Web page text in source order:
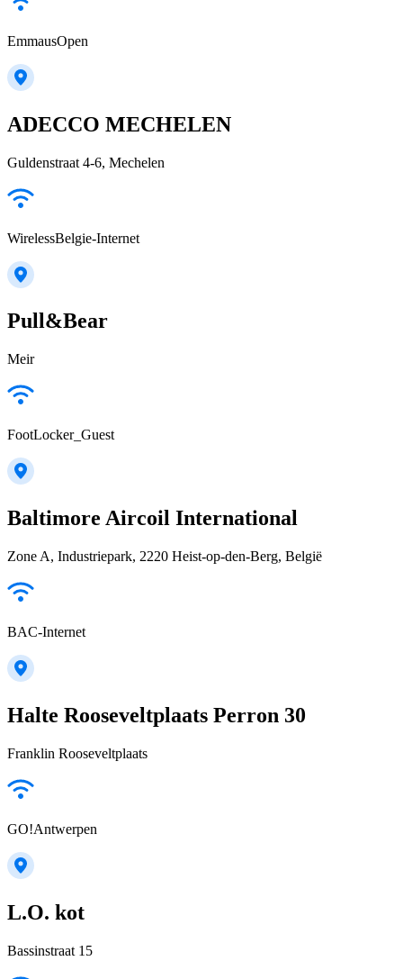
EmmausOpen
ADECCO MECHELEN
Guldenstraat 4-6, Mechelen
WirelessBelgie-Internet
Pull&Bear
Meir
FootLocker_Guest
Baltimore Aircoil International
Zone A, Industriepark, 2220 Heist-op-den-Berg, België
BAC-Internet
Halte Rooseveltplaats Perron 30
Franklin Rooseveltplaats
GO!Antwerpen
L.O. kot
Bassinstraat 15